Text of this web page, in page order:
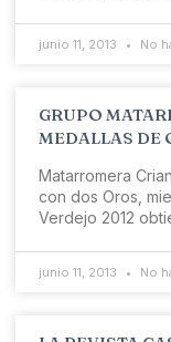
junio 11, 2013 No
GRUPO
MEDALLAS DE
Matarromera
con dos Oros,
Verdejo 2012
junio 11, 2013 No